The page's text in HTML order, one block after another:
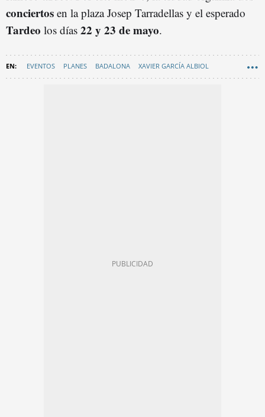
conciertos en la plaza Josep Tarradellas y el esperado
Tardeo los días 22 y 23 de mayo.
EVENTOS PLANES BADALONA XAVIER GARCÍA ALBIOL